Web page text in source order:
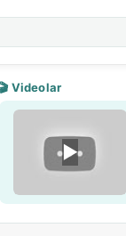
Videolar
▶